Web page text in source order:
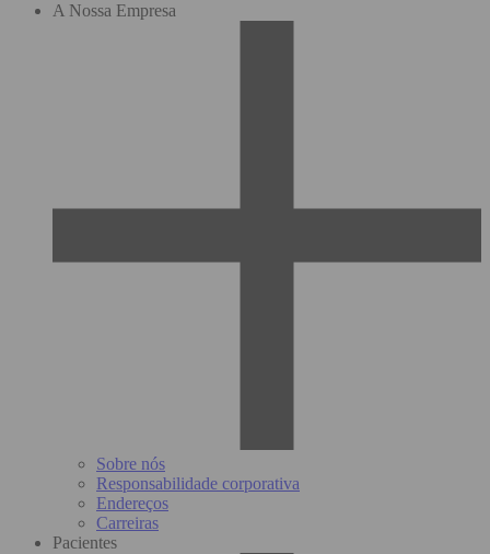
A Nossa Empresa
Sobre nós
Responsabilidade corporativa
Endereços
Carreiras
Pacientes